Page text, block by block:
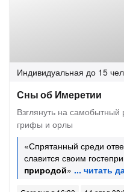
Индивидуальная до 15
Сны об Имеретии
Взглянуть на самобытный
грифы и орлы
«Спрятанный среди
славится своим
природой»